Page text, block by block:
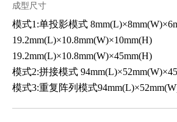
成型尺寸
模式1:单投影模式
19.2mm(L)×10.8mm(W)×10mm(H)
19.2mm(L)×10.8mm(W)×45mm(H)
模式2:拼接模式
模式3:重复阵列模式